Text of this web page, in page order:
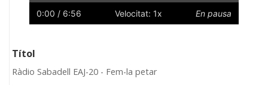
0:00 / 6:56 Velocitat: 1x En pausa
Títol
Ràdio Sabadell EAJ-20 - Fem-la petar